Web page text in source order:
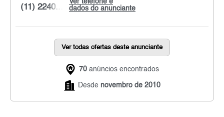
Ver telefone e
dados do anunciante
(11) 2240...
Ver todas ofertas deste anunciante
70 anúncios encontrados
Desde novembro de 2010